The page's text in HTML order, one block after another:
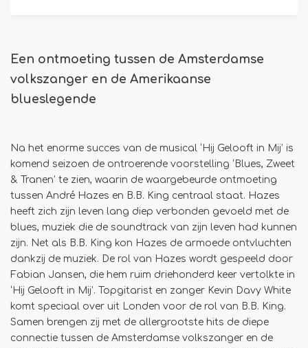
Een ontmoeting tussen de Amsterdamse
volkszanger en de Amerikaanse
blueslegende
Na het enorme succes van de musical ‘Hij Gelooft in Mij’ is
komend seizoen de ontroerende voorstelling ‘Blues, Zweet
& Tranen’ te zien, waarin de waargebeurde ontmoeting
tussen André Hazes en B.B. King centraal staat. Hazes
heeft zich zijn leven lang diep verbonden gevoeld met de
blues, muziek die de soundtrack van zijn leven had kunnen
zijn. Net als B.B. King kon Hazes de armoede ontvluchten
dankzij de muziek. De rol van Hazes wordt gespeeld door
Fabian Jansen, die hem ruim driehonderd keer vertolkte in
‘Hij Gelooft in Mij’. Topgitarist en zanger Kevin Davy White
komt speciaal over uit Londen voor de rol van B.B. King.
Samen brengen zij met de allergrootste hits de diepe
connectie tussen de Amsterdamse volkszanger en de